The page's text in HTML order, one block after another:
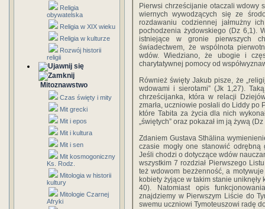
Religia
obywatelska
Religia w XIX wieku
Religia w kulturze
Rozwój historii
religii
Mitoznawstwo
Czas święty i mity
Mit grecki
Mit i epos
Mit i kultura
Mit i sen
Mit kosmogoniczny
Ks. Rodz.
Mitologia w historii
kultury
Mitologie Czarnej
Afryki
Pierwsi chrześcijanie otaczali wdowy
wiernych wywodzących się ze
rozdawaniu codziennej jałmużny
pochodzenia żydowskiego (Dz 6,1).
istniejące w gronie pierwszych
świadectwem, że wspólnota
wdów. Wiedziano, że ubogie i
charytatywnej pomocy od
Również święty Jakub pisze, że
wdowami i sierotami” (Jk 1,27).
chrześcijanka, która w relacji
zmarła, uczniowie posłali do Liddy po
które Tabita za życia dla nich
„świętych” oraz pokazał im ją żywą
Zdaniem Gustava Sthälina
czasie mogły one stanowić
Jeśli chodzi o dotyczące wdów
wszystkim 7 rozdział Pierwszego
też wdowom bezżenność, a
kobiety żyjące w takim stanie uniknęły
40). Natomiast opis
znajdziemy w Pierwszym Liście do
swemu uczniowi Tymoteuszowi radę